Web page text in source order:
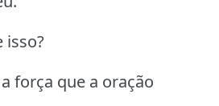
isso?
força que a oração